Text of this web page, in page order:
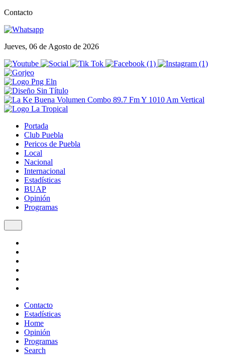
Contacto
Jueves, 06 de Agosto de 2026
Portada
Club Puebla
Pericos de Puebla
Local
Nacional
Internacional
Estadísticas
BUAP
Opinión
Programas
Contacto
Estadísticas
Home
Opinión
Programas
Search